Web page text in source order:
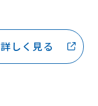
詳しく見る